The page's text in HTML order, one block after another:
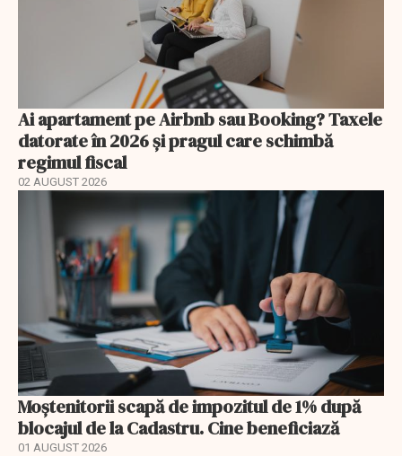
Ai apartament pe Airbnb sau Booking? Taxele
datorate în 2026 și pragul care schimbă
regimul fiscal
02 AUGUST 2026
Moștenitorii scapă de impozitul de 1% după
blocajul de la Cadastru. Cine beneficiază
01 AUGUST 2026